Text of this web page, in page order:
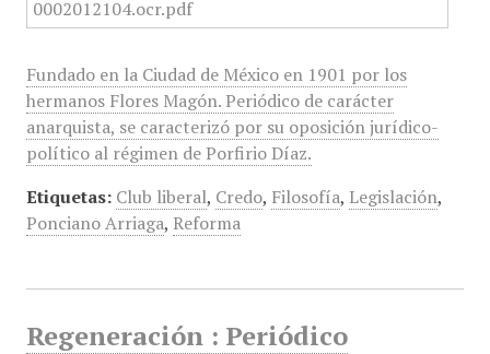
Fundado en la Ciudad de México en 1901 por los
hermanos Flores Magón. Periódico de carácter
anarquista, se caracterizó por su oposición jurídico-
político al régimen de Porfirio Díaz.
Etiquetas: Club liberal, Credo, Filosofía, Legislación,
Ponciano Arriaga, Reforma
Regeneración : Periódico